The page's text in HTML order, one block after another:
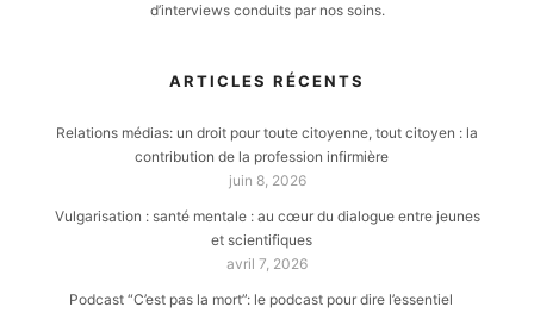
d’interviews conduits par nos soins.
ARTICLES RÉCENTS
Relations médias: un droit pour toute citoyenne, tout citoyen : la
contribution de la profession infirmière
juin 8, 2026
Vulgarisation : santé mentale : au cœur du dialogue entre jeunes
et scientifiques
avril 7, 2026
Podcast “C’est pas la mort”: le podcast pour dire l’essentiel